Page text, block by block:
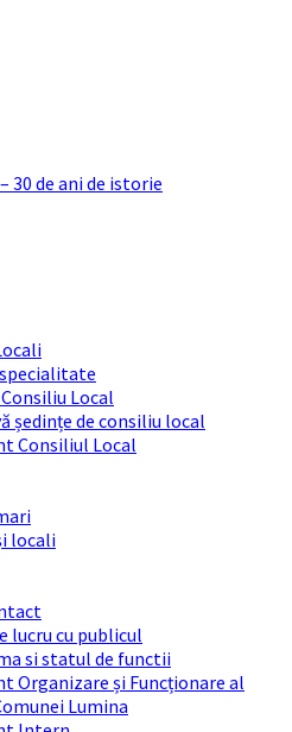
30 de ani de istorie
Local
ședințe de consiliu local
Consiliul Local
locali
lucru cu publicul
si statul de functii
Organizare și Funcționare al
Lumina